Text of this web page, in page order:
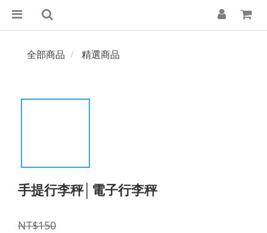
全部商品 精選商品
手提行李秤│電子行李秤
NT$150